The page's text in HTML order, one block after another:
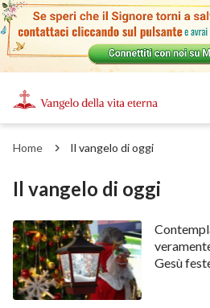
Home Il vangelo di oggi
Il vangelo di oggi
Gesù